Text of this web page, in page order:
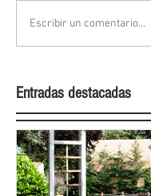
Escribir un comentario...
Entradas destacadas